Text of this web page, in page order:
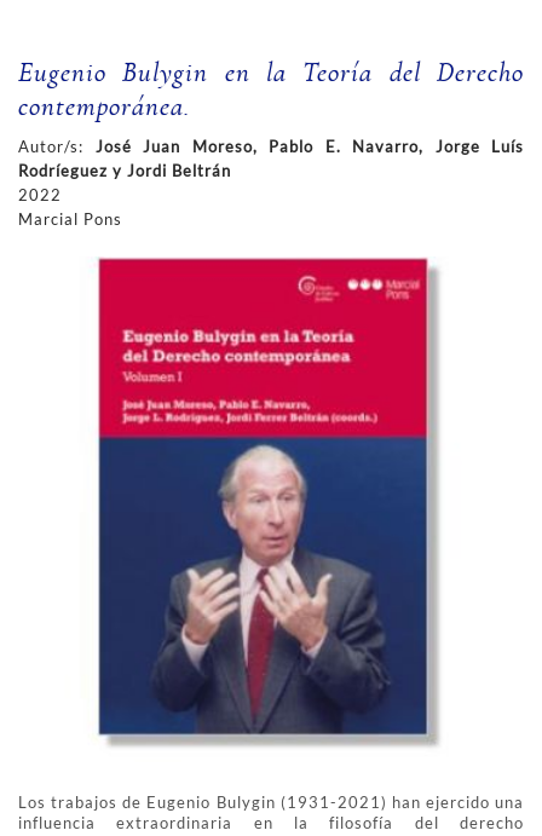
Eugenio Bulygin en la Teoría del Derecho
contemporánea.
Autor/s: José Juan Moreso, Pablo E. Navarro, Jorge Luís
Rodríeguez y Jordi Beltrán
2022
Marcial Pons
Los trabajos de Eugenio Bulygin (1931-2021) han ejercido una
influencia extraordinaria en la filosofía del derecho